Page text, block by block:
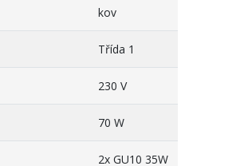
kov
Třída 1
230 V
70 W
2x GU10 35W